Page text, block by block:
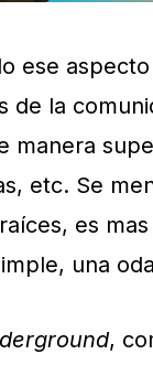
ese
de la
manera
etc. Se
es
una
,